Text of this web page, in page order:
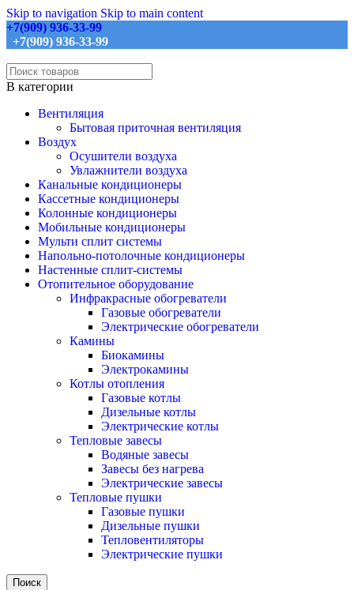
Skip to navigation Skip to main content
+7(909) 936-33-99
+7(909) 936-33-99
В категории
Вентиляция
Бытовая приточная вентиляция
Воздух
Осушители воздуха
Увлажнители воздуха
Канальные кондиционеры
Кассетные кондиционеры
Колонные кондиционеры
Мобильные кондиционеры
Мульти сплит системы
Напольно-потолочные кондиционеры
Настенные сплит-системы
Отопительное оборудование
Инфракрасные обогреватели
Газовые обогреватели
Электрические обогреватели
Камины
Биокамины
Электрокамины
Котлы отопления
Газовые котлы
Дизельные котлы
Электрические котлы
Тепловые завесы
Водяные завесы
Завесы без нагрева
Электрические завесы
Тепловые пушки
Газовые пушки
Дизельные пушки
Тепловентиляторы
Электрические пушки
Поиск